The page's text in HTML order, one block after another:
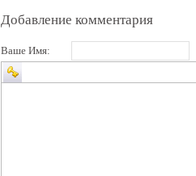
Добавление комментария
Ваше Имя: